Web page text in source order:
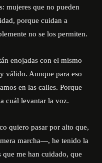
mujeres que no pueden
porque cuidan a
no se los permiten.
enojadas con el mismo
válido. Aunque para eso
en las calles. Porque
cuál levantar la voz.
quiero pasar por alto que,
marcha—, he tenido la
me han cuidado, que